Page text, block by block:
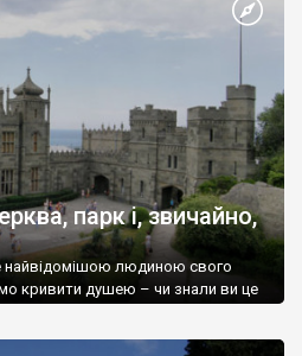
парк і, звичайно,
найвідомішою людиною свого
кривити душею – чи знали ви це